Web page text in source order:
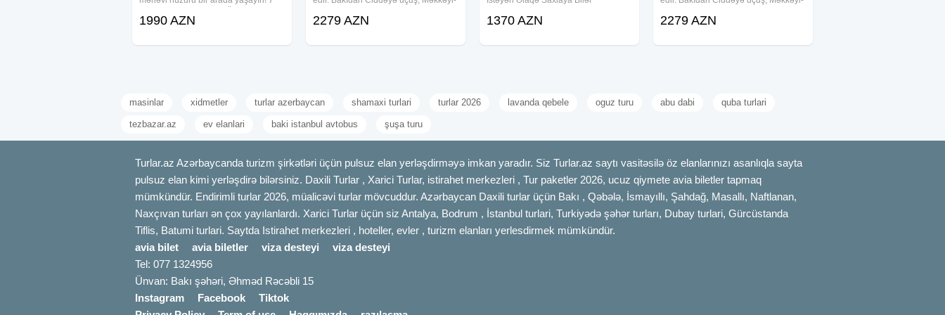
proqramımızla müqəddəs torpaqlarda
fürsəti! 2 gecə
1990 AZN
ziyarəti, otel, nəqliyyat, viza və bələdçi
2279 AZN 1370 AZN
ziyarəti, otel, nəqliyyat, viza və bələdçi
2279 AZN
masinlar xidmetler turlar azerbaycan shamaxi turlari turlar 2026 lavanda qebele oguz turu abu dabi quba turlari
tezbazar.az ev elanlari baki istanbul avtobus şuşa turu
Turlar.az Azərbaycanda turizm şirkətləri üçün pulsuz elan yerləşdirməyə imkan yaradır. Siz Turlar.az saytı vasitəsilə öz elanlarınızı asanlıqla sayta
pulsuz elan kimi yerləşdirə bilərsiniz. Daxili Turlar , Xarici Turlar, istirahet merkezleri , Tur paketler 2026, ucuz qiymete avia biletler tapmaq
mümkündür. Endirimli turlar 2026, müalicəvi turlar mövcuddur. Azərbaycan Daxili turlar üçün Bakı , Qəbələ, İsmayıllı, Şahdağ, Masallı, Naftlanan,
Naxçıvan turları ən çox yayılanlardı. Xarici Turlar üçün siz Antalya, Bodrum , İstanbul turlari, Turkiyədə şəhər turları, Dubay turlari, Gürcüstanda
Tiflis, Batumi turlari. Saytda Istirahet merkezleri , hoteller, evler , turizm elanları yerlesdirmek mümkündür.
avia bilet
avia biletler viza desteyi
viza desteyi
Tel: 077 1324956
Ünvan: Bakı şəhəri, Əhməd Rəcəbli 15
Instagram
Facebook
Tiktok